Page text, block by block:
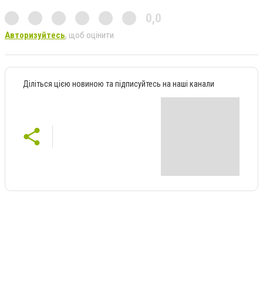
0,0
Авторизуйтесь, щоб оцінити
Діліться цією новиною та підписуйтесь на наші канали